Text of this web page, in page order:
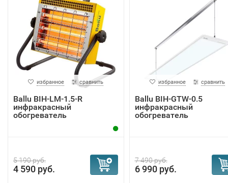
избранное сравнить
Ballu BIH-LM-1.5-R
инфракрасный
обогреватель
5 190 руб.
4 590 руб.
избранное сравнить
Ballu BIH-GTW-0.5
инфракрасный
обогреватель
7 490 руб.
6 990 руб.